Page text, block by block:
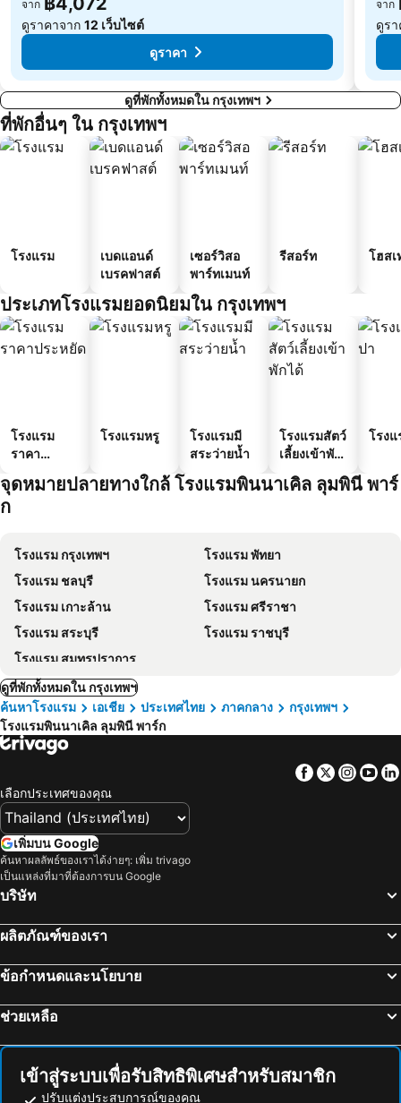
จาก
ดูราคาจาก 12 เว็บไซต์
ดูราคา
จาก
ดูร
ดูที่พักทั้งหมดใน กรุงเทพฯ
ที่พักอื่นๆ ใน กรุงเทพฯ
โรงแรม
เบดแอนด์
เบรคฟาสต์
เซอร์วิสอ
พาร์ทเมนท์
รีสอร์ท โฮสเ
ประเภทโรงแรมยอดนิยมใน กรุงเทพฯ
โรงแรม
ราคา
โรงแรมหรู
โรงแรมมี
สระว่ายน้ำ
โรงแรมสัตว์
เลี้ยงเข้าพัก
โรง
จุดหมายปลายทางใกล้ โรงแรมพินนาเคิล ลุมพินี พาร์
ก
โรงแรม กรุงเทพฯ
โรงแรม พัทยา
โรงแรม ชลบุรี
โรงแรม นครนายก
โรงแรม เกาะล้าน
โรงแรม ศรีราชา
โรงแรม สระบุรี
โรงแรม ราชบุรี
โรงแรม สมุทรปราการ
ดูที่พักทั้งหมดใน กรุงเทพฯ
ค้นหาโรงแรม
เอเชีย ประเทศไทย ภาคกลาง
กรุงเทพฯ
โรงแรมพินนาเคิล ลุมพินี พาร์ก
Facebook
Twitter
เลือกประเทศของคุณ
เพิ่มบน Google
ค้นหาผลลัพธ์ของเราได้ง่ายๆ: เพิ่ม trivago
เป็นแหล่งที่มาที่ต้องการบน Google
บริษัท
ผลิตภัณฑ์ของเรา
ข้อกำหนดและนโยบาย
ช่วยเหลือ
เข้าสู่ระบบเพื่อรับสิทธิพิเศษสำหรับสมาชิก
ปรับแต่งประสบการณ์ของคุณ